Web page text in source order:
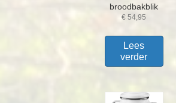
broodbakblik
€ 54,95
Lees
verder